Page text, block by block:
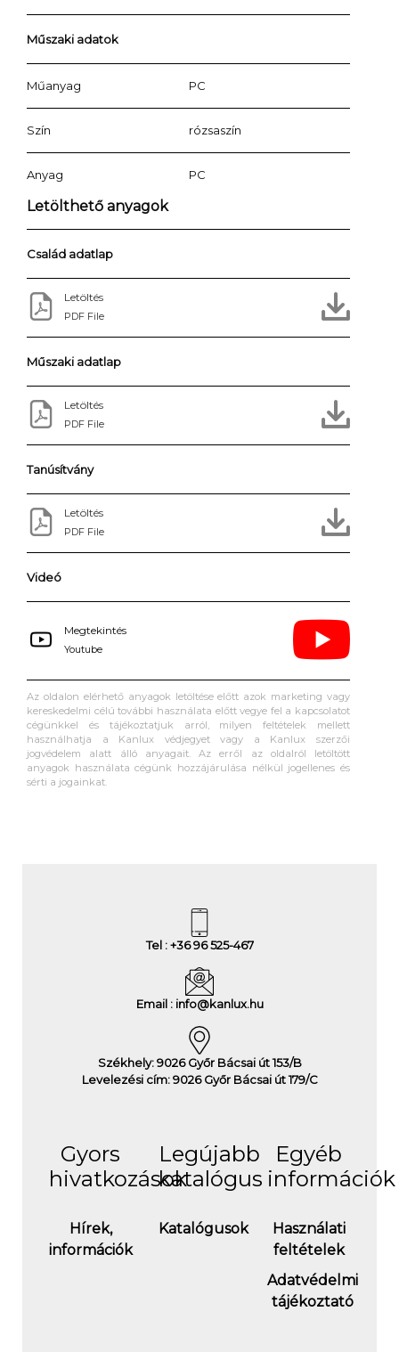
Műszaki adatok
Műanyag PC
Szín rózsaszín
Anyag PC
Letölthető anyagok
Család adatlap
Letöltés
PDF File
Műszaki adatlap
Letöltés
PDF File
Tanúsítvány
Letöltés
PDF File
Videó
Megtekintés
Youtube
Az oldalon elérhető anyagok letöltése előtt azok marketing vagy
kereskedelmi célú további használata előtt vegye fel a kapcsolatot
cégünkkel és tájékoztatjuk arról, milyen feltételek mellett
használhatja a Kanlux védjegyet vagy a Kanlux szerzői
jogvédelem alatt álló anyagait. Az erről az oldalról letöltött
anyagok használata cégünk hozzájárulása nélkül jogellenes és
sérti a jogainkat.
Tel : +36 96 525-467
Email : info@kanlux.hu
Székhely: 9026 Győr Bácsai út 153/B
Levelezési cím: 9026 Győr Bácsai út 179/C
Gyors
hivatkozások
Hírek,
információk
Legújabb
katalógus
Katalógusok
Egyéb
információk
Használati
feltételek
Adatvédelmi
tájékoztató